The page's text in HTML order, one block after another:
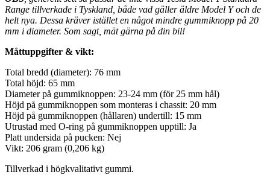
Range tillverkade i Tyskland, både vad gäller äldre Model Y och de
helt nya. Dessa kräver istället en något mindre gummiknopp på 20
mm i diameter. Som sagt, mät gärna på din bil!
Måttuppgifter & vikt:
Total bredd (diameter): 76 mm
Total höjd: 65 mm
Diameter på gummiknoppen: 23-24 mm (för 25 mm hål)
Höjd på gummiknoppen som monteras i chassit: 20 mm
Höjd på gummiknoppen (hållaren) undertill: 15 mm
Utrustad med O-ring på gummiknoppen upptill: Ja
Platt undersida på pucken: Nej
Vikt: 206 gram (0,206 kg)
Tillverkad i högkvalitativt gummi.